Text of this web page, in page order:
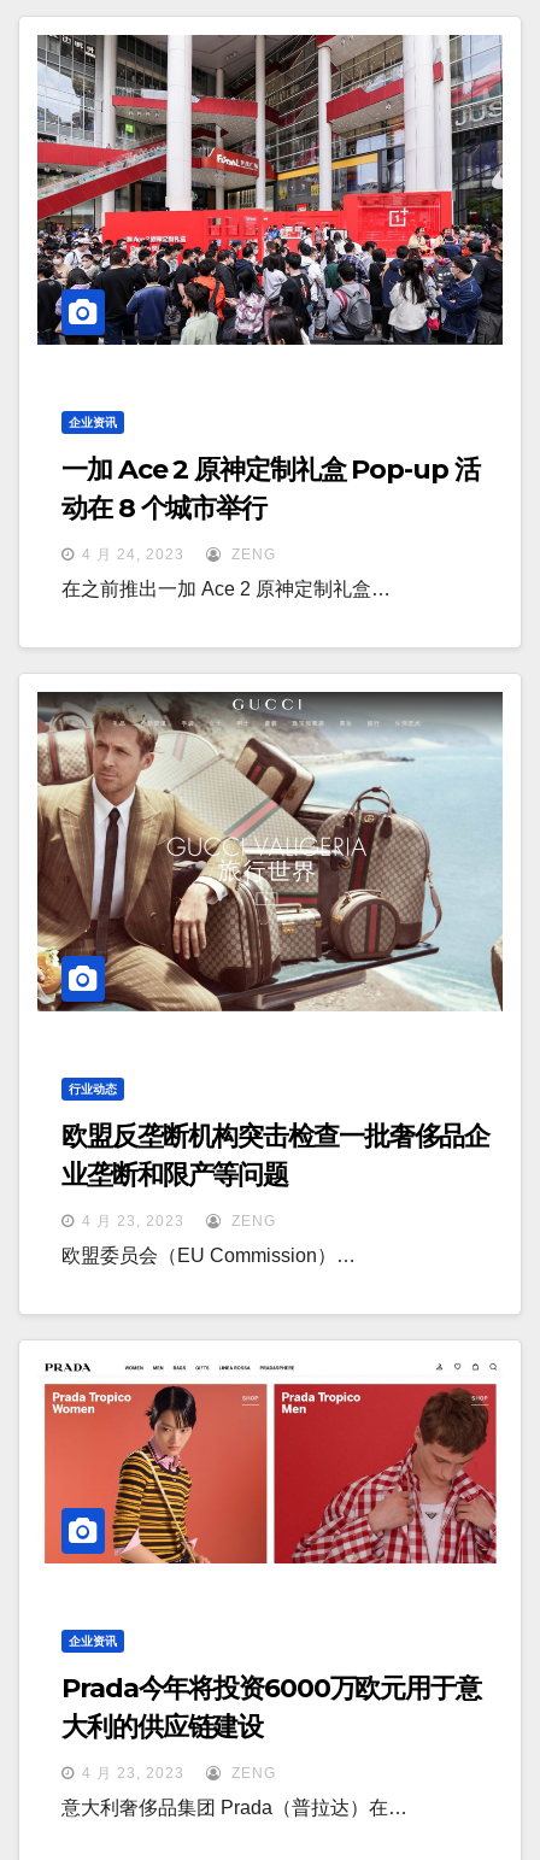
企业资讯
一加 Ace 2 原神定制礼盒 Pop-up 活
动在 8 个城市举行
4 月 24, 2023 ZENG
在之前推出一加 Ace 2 原神定制礼盒…
行业动态
欧盟反垄断机构突击检查一批奢侈品企
业垄断和限产等问题
4 月 23, 2023 ZENG
欧盟委员会（EU Commission）…
企业资讯
Prada今年将投资6000万欧元用于意
大利的供应链建设
4 月 23, 2023 ZENG
意大利奢侈品集团 Prada（普拉达）在…